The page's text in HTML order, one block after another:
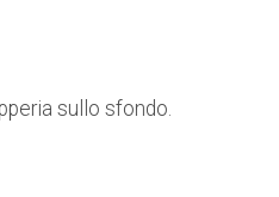
sullo sfondo.